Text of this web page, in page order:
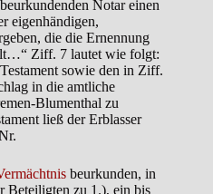
Notar einen
eigenhändigen,
die die Ernennung
Ziff. 7 lautet wie folgt:
sowie den in Ziff.
in die amtliche
Blumenthal zu
ließ der Erblasser
beurkunden, in
Beteiligten zu 1.), ein bis